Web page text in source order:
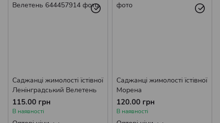
Саджанці жимолості їстівної
Ленінградський Велетень
115.00 грн
В наявності
Саджанці жимолості їстівної
Морена
120.00 грн
В наявності